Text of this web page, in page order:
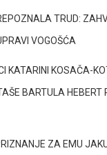
TRUD:
VOGOŠĆA
KATARINI KOSAČA-
BARTULA HEBERT
ZA EMU